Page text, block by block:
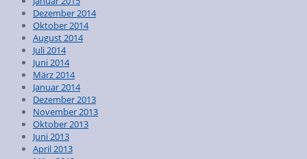
Dezember 2014
Oktober 2014
August 2014
Juli 2014
Juni 2014
März 2014
Januar 2014
Dezember 2013
November 2013
Oktober 2013
Juni 2013
April 2013